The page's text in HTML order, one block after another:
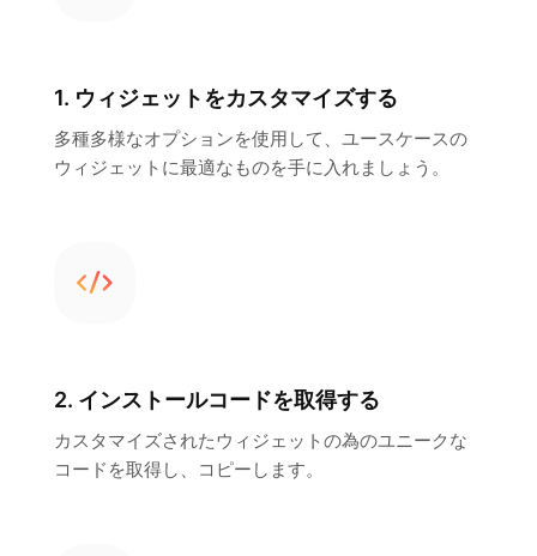
1. ウィジェットをカスタマイズする
多種多様なオプションを使用して、ユースケースの
ウィジェットに最適なものを手に入れましょう。
2. インストールコードを取得する
カスタマイズされたウィジェットの為のユニークな
コードを取得し、コピーします。